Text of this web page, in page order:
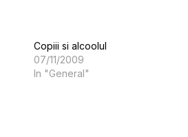
Copiii si alcoolul
07/11/2009
In "General"